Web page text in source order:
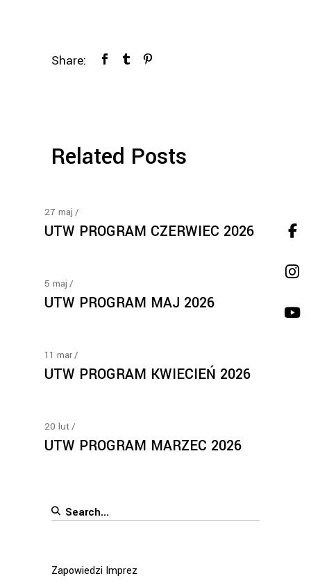
Share:
Related Posts
27 maj
UTW PROGRAM CZERWIEC 2026
5 maj
UTW PROGRAM MAJ 2026
11 mar
UTW PROGRAM KWIECIEŃ 2026
20 lut
UTW PROGRAM MARZEC 2026
Search
Zapowiedzi Imprez